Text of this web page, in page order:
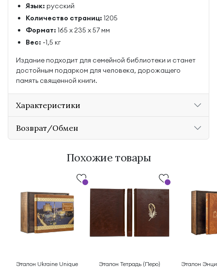
Язык: русский
Количество страниц: 1205
Формат: 165 x 235 x 57 мм
Вес: ~1,5 кг
Издание подходит для семейной библиотеки и станет
достойным подарком для человека, дорожащего
память священной книги.
Характеристики
Возврат/Обмен
Похожие товары
Эталон Ukraine Unique
Эталон Тетрадь (Перо)
Эталон